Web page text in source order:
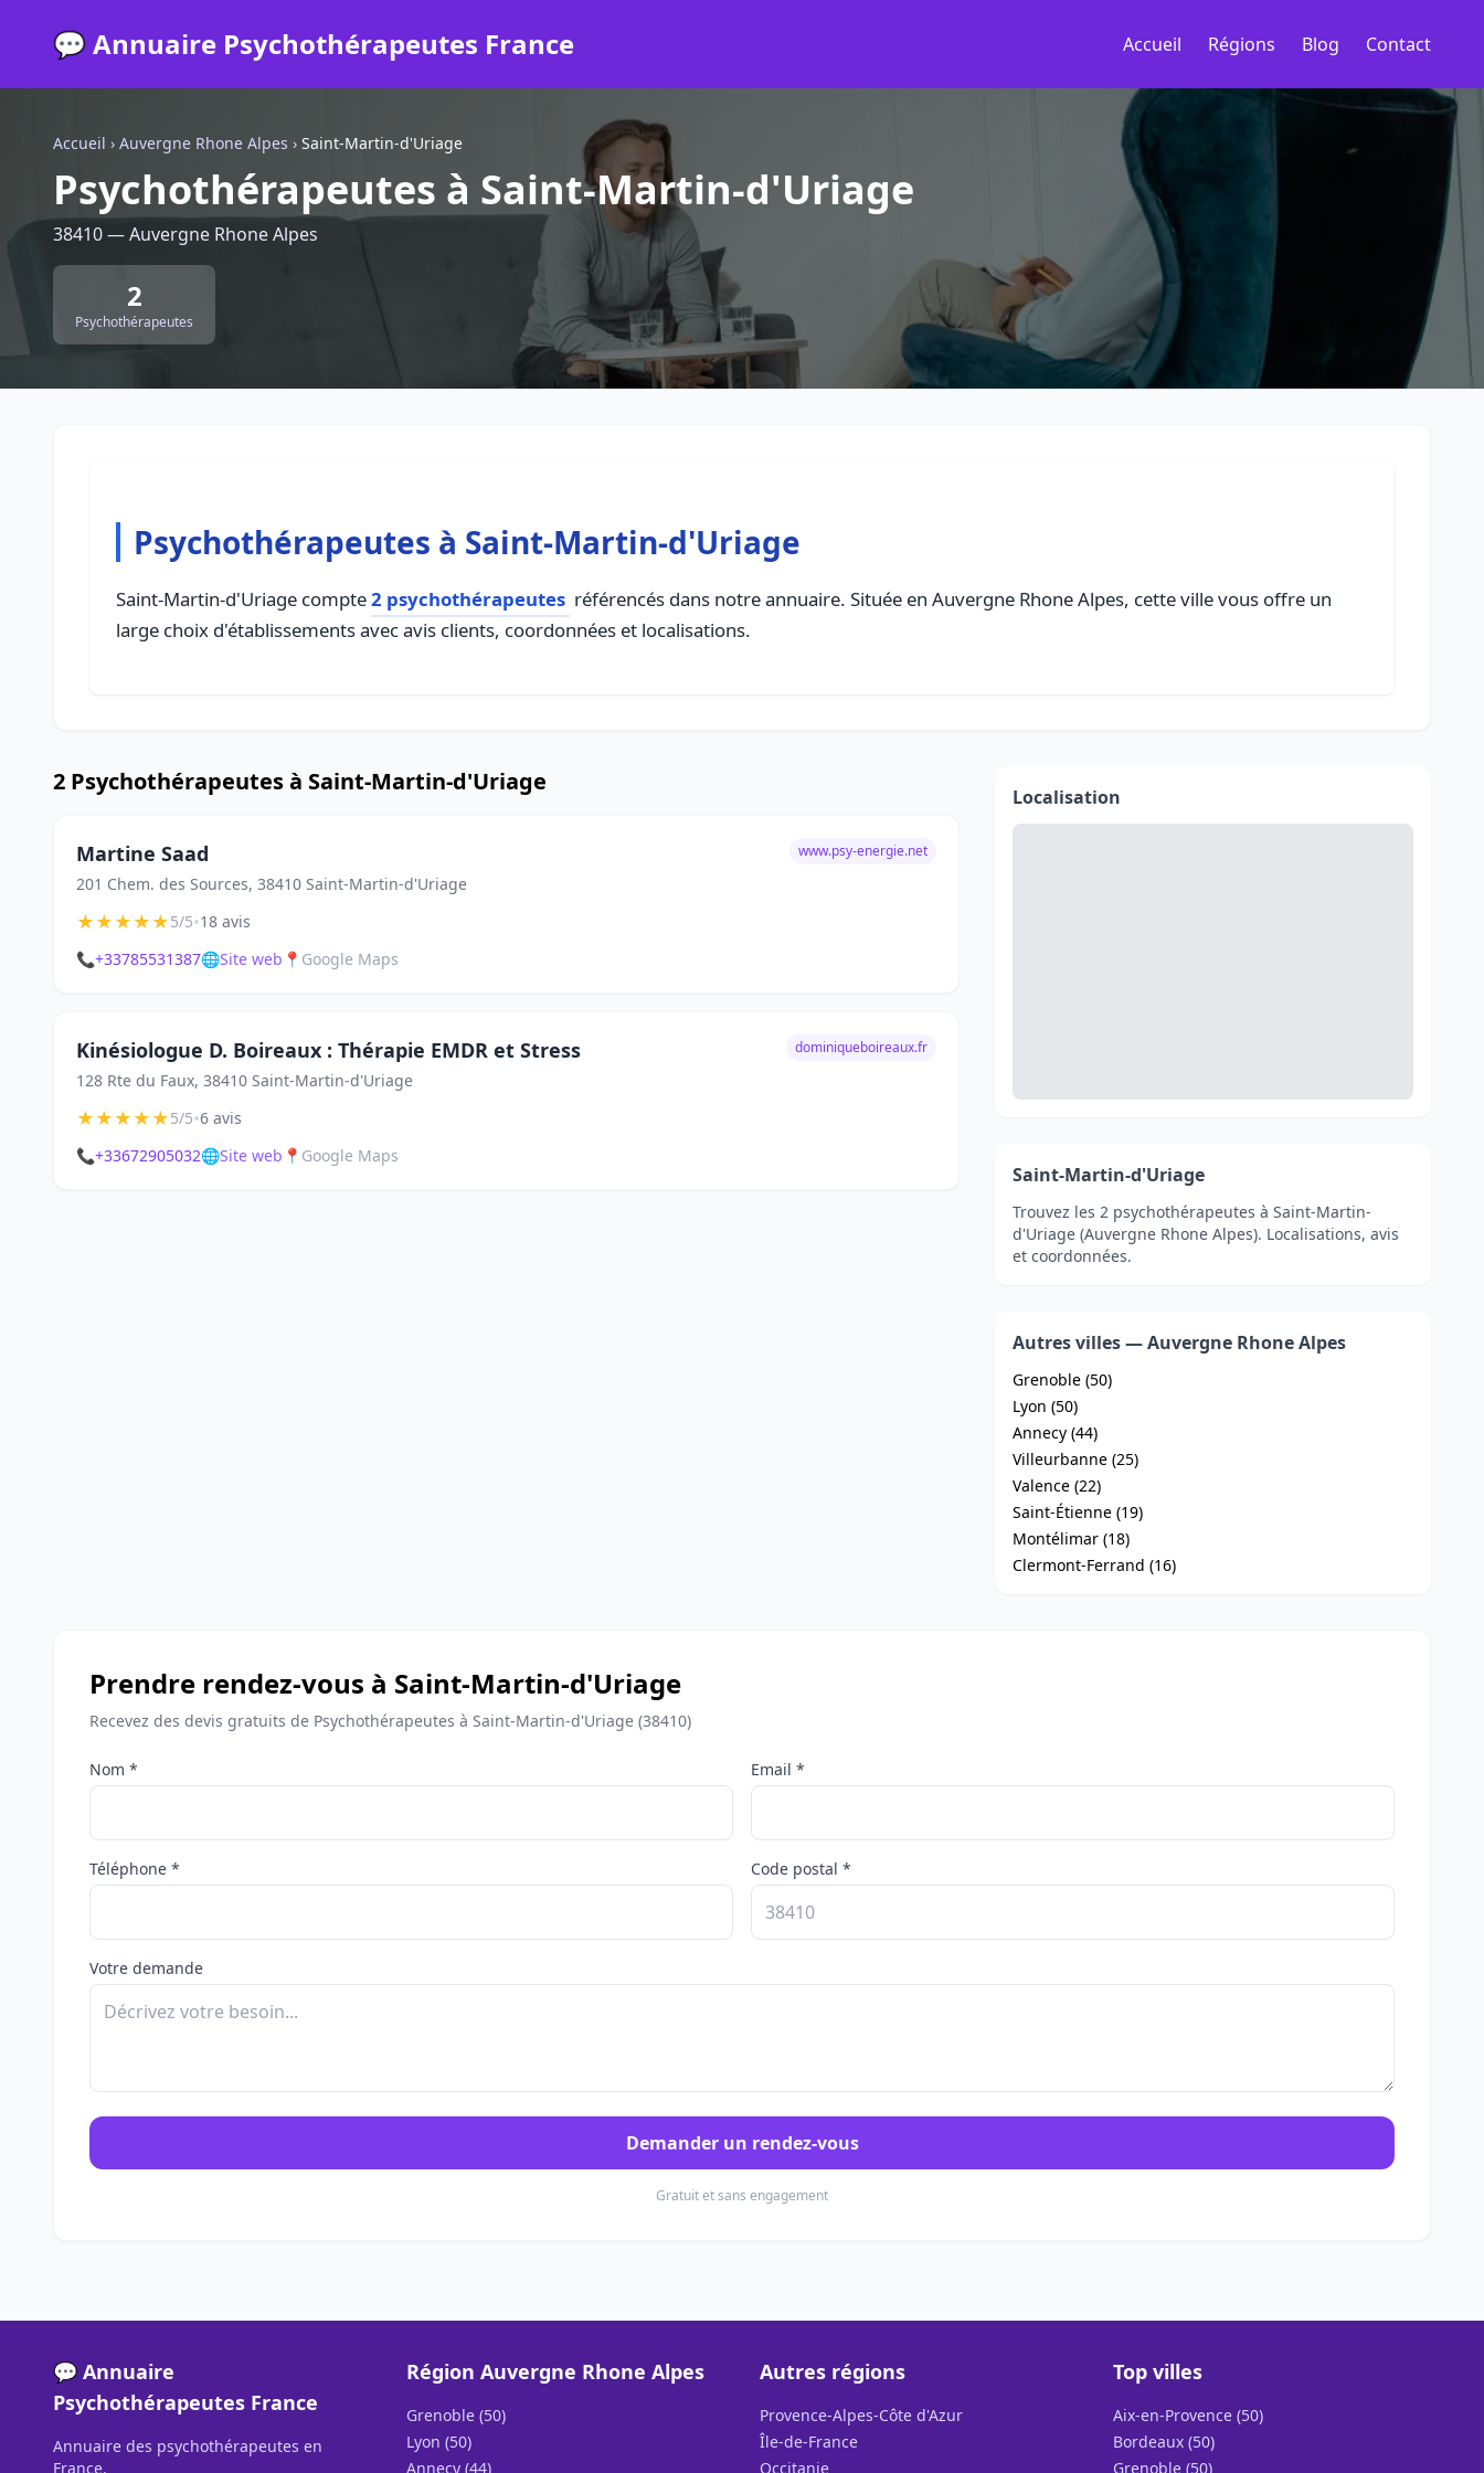
💬 Annuaire Psychothérapeutes France Accueil Régions Blog Contact
Accueil › Auvergne Rhone Alpes › Saint-Martin-d'Uriage
Psychothérapeutes à Saint-Martin-d'Uriage
38410 — Auvergne Rhone Alpes
2
Psychothérapeutes
Psychothérapeutes à Saint-Martin-d'Uriage
Saint-Martin-d'Uriage compte2 psychothérapeutes référencés dans notre annuaire. Située en Auvergne Rhone Alpes, cette ville vous offre un
large choix d'établissements avec avis clients, coordonnées et localisations.
2 Psychothérapeutes à Saint-Martin-d'Uriage
Martine Saad
201 Chem. des Sources, 38410 Saint-Martin-d'Uriage
www.psy-energie.net
★★★★★5/5•18 avis
📞+33785531387🌐Site web 📍 Google Maps
Kinésiologue D. Boireaux : Thérapie EMDR et Stress
128 Rte du Faux, 38410 Saint-Martin-d'Uriage
dominiqueboireaux.fr
★★★★★5/5•6 avis
📞+33672905032🌐Site web 📍 Google Maps
Localisation
Saint-Martin-d'Uriage
Trouvez les 2 psychothérapeutes à Saint-Martin-
d'Uriage (Auvergne Rhone Alpes). Localisations, avis
et coordonnées.
Autres villes — Auvergne Rhone Alpes
Grenoble (50)
Lyon (50)
Annecy (44)
Villeurbanne (25)
Valence (22)
Saint-Étienne (19)
Montélimar (18)
Clermont-Ferrand (16)
Prendre rendez-vous à Saint-Martin-d'Uriage
Recevez des devis gratuits de Psychothérapeutes à Saint-Martin-d'Uriage (38410)
Nom * Email *
Téléphone * Code postal *
Votre demande
Demander un rendez-vous
Gratuit et sans engagement
💬 Annuaire
Psychothérapeutes France
Annuaire des psychothérapeutes en
France.
Région Auvergne Rhone Alpes
Grenoble (50)
Lyon (50)
Annecy (44)
Autres régions
Provence-Alpes-Côte d'Azur
Île-de-France
Occitanie
Top villes
Aix-en-Provence (50)
Bordeaux (50)
Grenoble (50)